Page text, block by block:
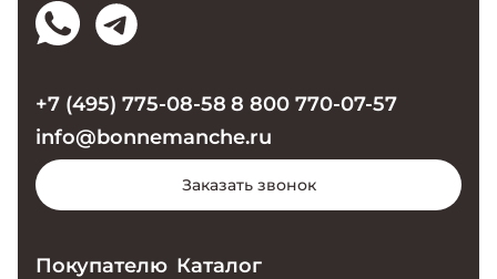
Покупателю Каталог
+7 (495) 775-08-58 8 800 770-07-57
info@bonnemanche.ru
Заказать звонок